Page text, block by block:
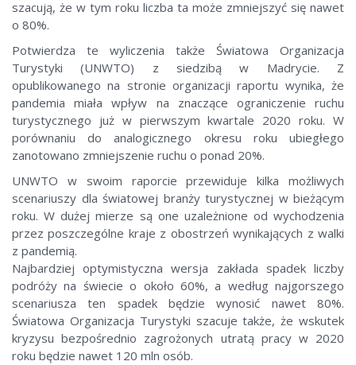
szacują, że w tym roku liczba ta może zmniejszyć się nawet
o 80%.
Potwierdza te wyliczenia także Światowa Organizacja
Turystyki (UNWTO) z siedzibą w Madrycie. Z
opublikowanego na stronie organizacji raportu wynika, że
pandemia miała wpływ na znaczące ograniczenie ruchu
turystycznego już w pierwszym kwartale 2020 roku. W
porównaniu do analogicznego okresu roku ubiegłego
zanotowano zmniejszenie ruchu o ponad 20%.
UNWTO w swoim raporcie przewiduje kilka możliwych
scenariuszy dla światowej branży turystycznej w bieżącym
roku. W dużej mierze są one uzależnione od wychodzenia
przez poszczególne kraje z obostrzeń wynikających z walki
z pandemią.
Najbardziej optymistyczna wersja zakłada spadek liczby
podróży na świecie o około 60%, a według najgorszego
scenariusza ten spadek będzie wynosić nawet 80%.
Światowa Organizacja Turystyki szacuje także, że wskutek
kryzysu bezpośrednio zagrożonych utratą pracy w 2020
roku będzie nawet 120 mln osób.